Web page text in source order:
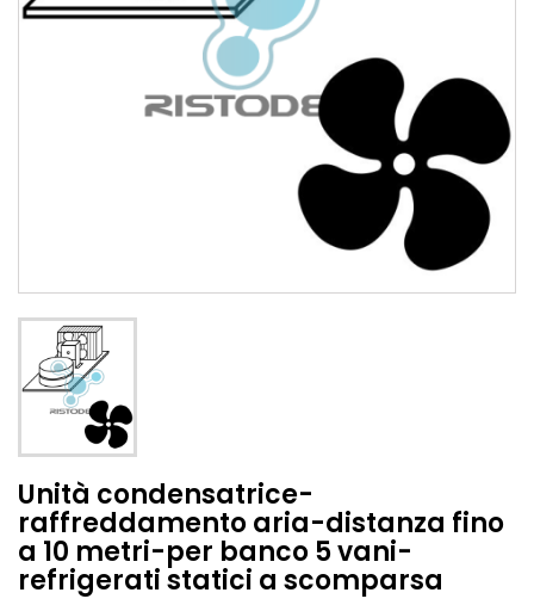
Unità condensatrice-
raffreddamento aria-distanza fino
a 10 metri-per banco 5 vani-
refrigerati statici a scomparsa